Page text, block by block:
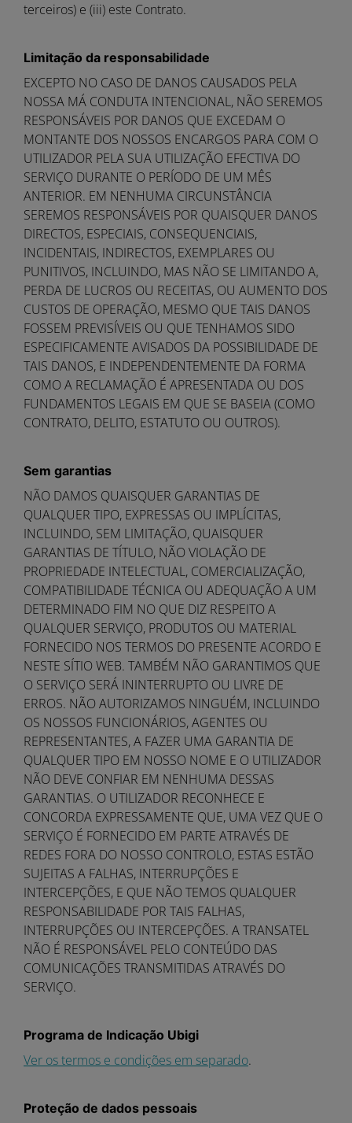
terceiros) e (iii) este Contrato.
Limitação da responsabilidade
EXCEPTO NO CASO DE DANOS CAUSADOS PELA
NOSSA MÁ CONDUTA INTENCIONAL, NÃO SEREMOS
RESPONSÁVEIS POR DANOS QUE EXCEDAM O
MONTANTE DOS NOSSOS ENCARGOS PARA COM O
UTILIZADOR PELA SUA UTILIZAÇÃO EFECTIVA DO
SERVIÇO DURANTE O PERÍODO DE UM MÊS
ANTERIOR. EM NENHUMA CIRCUNSTÂNCIA
SEREMOS RESPONSÁVEIS POR QUAISQUER DANOS
DIRECTOS, ESPECIAIS, CONSEQUENCIAIS,
INCIDENTAIS, INDIRECTOS, EXEMPLARES OU
PUNITIVOS, INCLUINDO, MAS NÃO SE LIMITANDO A,
PERDA DE LUCROS OU RECEITAS, OU AUMENTO DOS
CUSTOS DE OPERAÇÃO, MESMO QUE TAIS DANOS
FOSSEM PREVISÍVEIS OU QUE TENHAMOS SIDO
ESPECIFICAMENTE AVISADOS DA POSSIBILIDADE DE
TAIS DANOS, E INDEPENDENTEMENTE DA FORMA
COMO A RECLAMAÇÃO É APRESENTADA OU DOS
FUNDAMENTOS LEGAIS EM QUE SE BASEIA (COMO
CONTRATO, DELITO, ESTATUTO OU OUTROS).
Sem garantias
NÃO DAMOS QUAISQUER GARANTIAS DE
QUALQUER TIPO, EXPRESSAS OU IMPLÍCITAS,
INCLUINDO, SEM LIMITAÇÃO, QUAISQUER
GARANTIAS DE TÍTULO, NÃO VIOLAÇÃO DE
PROPRIEDADE INTELECTUAL, COMERCIALIZAÇÃO,
COMPATIBILIDADE TÉCNICA OU ADEQUAÇÃO A UM
DETERMINADO FIM NO QUE DIZ RESPEITO A
QUALQUER SERVIÇO, PRODUTOS OU MATERIAL
FORNECIDO NOS TERMOS DO PRESENTE ACORDO E
NESTE SÍTIO WEB. TAMBÉM NÃO GARANTIMOS QUE
O SERVIÇO SERÁ ININTERRUPTO OU LIVRE DE
ERROS. NÃO AUTORIZAMOS NINGUÉM, INCLUINDO
OS NOSSOS FUNCIONÁRIOS, AGENTES OU
REPRESENTANTES, A FAZER UMA GARANTIA DE
QUALQUER TIPO EM NOSSO NOME E O UTILIZADOR
NÃO DEVE CONFIAR EM NENHUMA DESSAS
GARANTIAS. O UTILIZADOR RECONHECE E
CONCORDA EXPRESSAMENTE QUE, UMA VEZ QUE O
SERVIÇO É FORNECIDO EM PARTE ATRAVÉS DE
REDES FORA DO NOSSO CONTROLO, ESTAS ESTÃO
SUJEITAS A FALHAS, INTERRUPÇÕES E
INTERCEPÇÕES, E QUE NÃO TEMOS QUALQUER
RESPONSABILIDADE POR TAIS FALHAS,
INTERRUPÇÕES OU INTERCEPÇÕES. A TRANSATEL
NÃO É RESPONSÁVEL PELO CONTEÚDO DAS
COMUNICAÇÕES TRANSMITIDAS ATRAVÉS DO
SERVIÇO.
Programa de Indicação Ubigi
Ver os termos e condições em separado.
Proteção de dados pessoais